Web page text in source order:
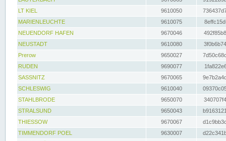
LT KIEL
9610050
MARIENLEUCHTE
9610075
NEUENDORF HAFEN
9670046
NEUSTADT
9610080
Prerow
9650027
RUDEN
9690077
SASSNITZ
9670065
SCHLESWIG
9610040
STAHLBRODE
9650070
STRALSUND
9650043
THIESSOW
9670067
TIMMENDORF POEL
9630007